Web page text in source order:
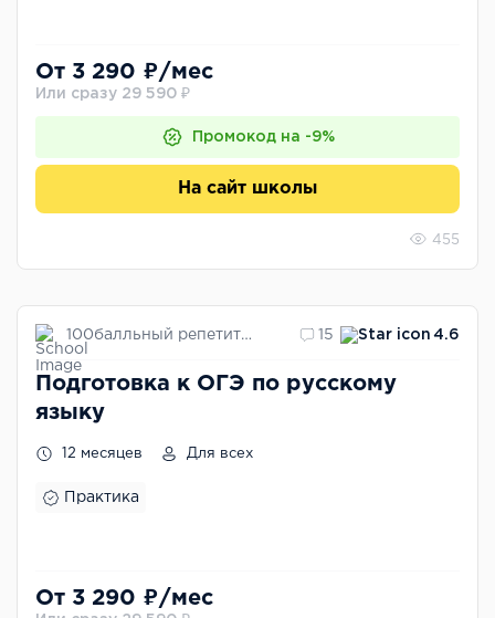
От 3 290 ₽/мес
Или сразу 29 590 ₽
Промокод на -9%
На сайт школы
455
100балльный репетитор 15 4.6
Подготовка к ОГЭ по русскому
языку
12 месяцев Для всех
Практика
От 3 290 ₽/мес